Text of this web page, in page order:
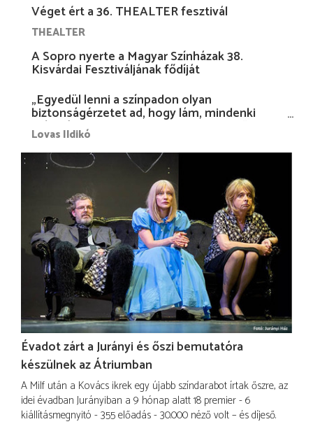
Véget ért a 36. THEALTER fesztivál
THEALTER
A Sopro nyerte a Magyar Színházak 38.
Kisvárdai Fesztiváljának fődíját
„Egyedül lenni a színpadon olyan
biztonságérzetet ad, hogy lám, mindenki
más nélkül is megvagyok magammal…”
Lovas Ildikó
Évadot zárt a Jurányi és őszi bemutatóra
készülnek az Átriumban
A Milf után a Kovács ikrek egy újabb színdarabot írtak őszre, az
idei évadban Jurányiban a 9 hónap alatt 18 premier - 6
kiállításmegnyitó - 355 előadás - 30.000 néző volt – és díjeső.